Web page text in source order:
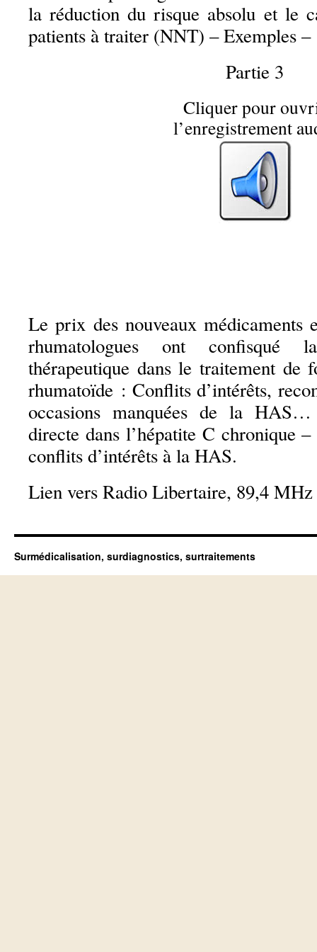
la réduction du risque absolu et le
patients à traiter (NNT) – Exemples –
Partie 3
Cliquer pour
l’enregistrement
Le prix des nouveaux médicaments
rhumatologues ont confisqué
thérapeutique dans le traitement de
rhumatoïde : Conflits d’intérêts,
occasions manquées de la
directe dans l’hépatite C chronique
conflits d’intérêts à la HAS.
Lien vers Radio Libertaire, 89,4
Surmédicalisation, surdiagnostics, surtraitements